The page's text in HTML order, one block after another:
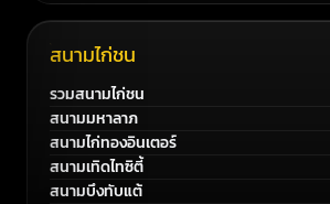
สนามไก่ชน
รวมสนามไก่ชน
สนามมหาลาภ
สนามไก่ทองอินเตอร์
สนามเทิดไทซิตี้
สนามบึงทับแต้